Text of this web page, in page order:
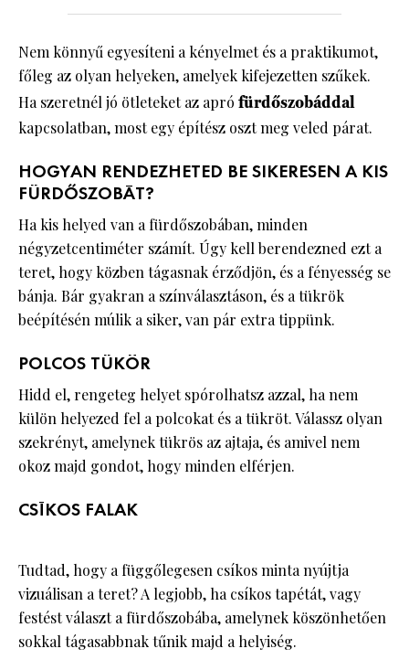
Nem könnyű egyesíteni a kényelmet és a praktikumot,
főleg az olyan helyeken, amelyek kifejezetten szűkek.
Ha szeretnél jó ötleteket az apró fürdőszobáddal
kapcsolatban, most egy építész oszt meg veled párat.
HOGYAN RENDEZHETED BE SIKERESEN A KIS
FÜRDŐSZOBÁT?
Ha kis helyed van a fürdőszobában, minden
négyzetcentiméter számít. Úgy kell berendezned ezt a
teret, hogy közben tágasnak érződjön, és a fényesség se
bánja. Bár gyakran a színválasztáson, és a tükrök
beépítésén múlik a siker, van pár extra tippünk.
POLCOS TÜKÖR
Hidd el, rengeteg helyet spórolhatsz azzal, ha nem
külön helyezed fel a polcokat és a tükröt. Válassz olyan
szekrényt, amelynek tükrös az ajtaja, és amivel nem
okoz majd gondot, hogy minden elférjen.
CSÍKOS FALAK
Tudtad, hogy a függőlegesen csíkos minta nyújtja
vizuálisan a teret? A legjobb, ha csíkos tapétát, vagy
festést választ a fürdőszobába, amelynek köszönhetően
sokkal tágasabbnak tűnik majd a helyiség.